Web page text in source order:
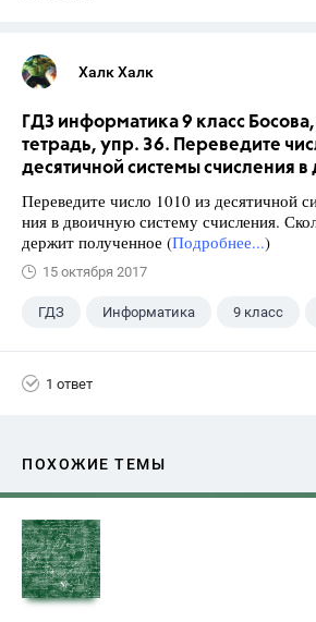
Халк Халк
ГДЗ информатика 9 класс
тетрадь, упр. 36. Переведите
десятичной системы счисления
Переведите число 1010 из десятичной
ния в двоичную систему счисления.
держит полученное (Подробнее...)
15 октября 2017
ГДЗ Информатика 9 класс
1 ответ
ПОХОЖИЕ ТЕМЫ